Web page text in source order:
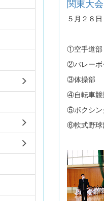
関東大
５月２８
①空手道部
②バレーボ
③体操部
④自転車競
⑤ボクシン
⑥軟式野球